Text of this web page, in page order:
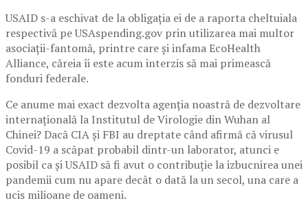
USAID s-a eschivat de la obligația ei de a raporta cheltuiala
respectivă pe USAspending.gov prin utilizarea mai multor
asociații-fantomă, printre care și infama EcoHealth
Alliance, căreia îi este acum interzis să mai primească
fonduri federale.
Ce anume mai exact dezvolta agenția noastră de dezvoltare
internațională la Institutul de Virologie din Wuhan al
Chinei? Dacă CIA și FBI au dreptate când afirmă că virusul
Covid-19 a scăpat probabil dintr-un laborator, atunci e
posibil ca și USAID să fi avut o contribuție la izbucnirea unei
pandemii cum nu apare decât o dată la un secol, una care a
ucis milioane de oameni.